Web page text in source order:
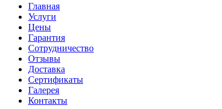
Главная
Услуги
Цены
Гарантия
Сотрудничество
Отзывы
Доставка
Сертификаты
Галерея
Контакты